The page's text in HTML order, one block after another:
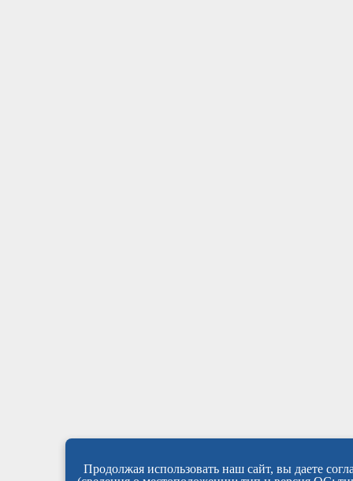
Продолжая использовать наш сайт, вы даете